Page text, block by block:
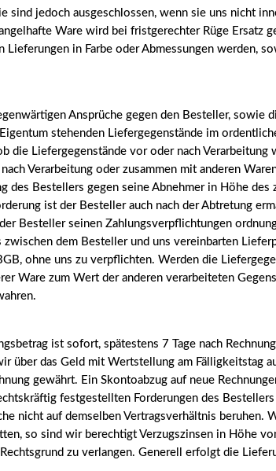
jedoch ausgeschlossen, wenn sie uns nicht
Ware wird bei fristgerechter Rüge Ersatz
in Farbe oder Abmessungen werden,
Ansprüche gegen den Besteller,
stehenden Liefergegenstände im
die Liefergegenstände vor oder nach
Verarbeitung oder zusammen mit anderen
Bestellers gegen seine Abnehmer in Höhe
ist der Besteller auch nach der Abtretung
Besteller seinen Zahlungsverpflichtungen
dem Besteller und uns vereinbarten
ohne uns zu verpflichten. Werden die
Ware zum Wert der anderen verarbeiteten
ist sofort, spätestens 7 Tage nach
über das Geld mit Wertstellung am Fälligkeitstag
gewährt. Ein Skontoabzug auf neue
festgestellten Forderungen des
nicht auf demselben Vertragsverhältnis beruhen.
so sind wir berechtigt Verzugszinsen in Höhe
zu verlangen. Generell erfolgt die